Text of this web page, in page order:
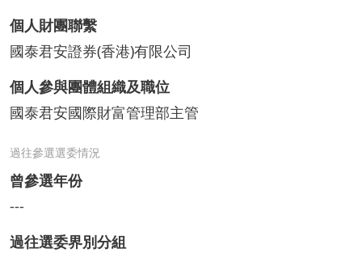
個人財團聯繫
國泰君安證券(香港)有限公司
個人參與團體組織及職位
國泰君安國際財富管理部主管
過往參選選委情況
曾參選年份
---
過往選委界別分組